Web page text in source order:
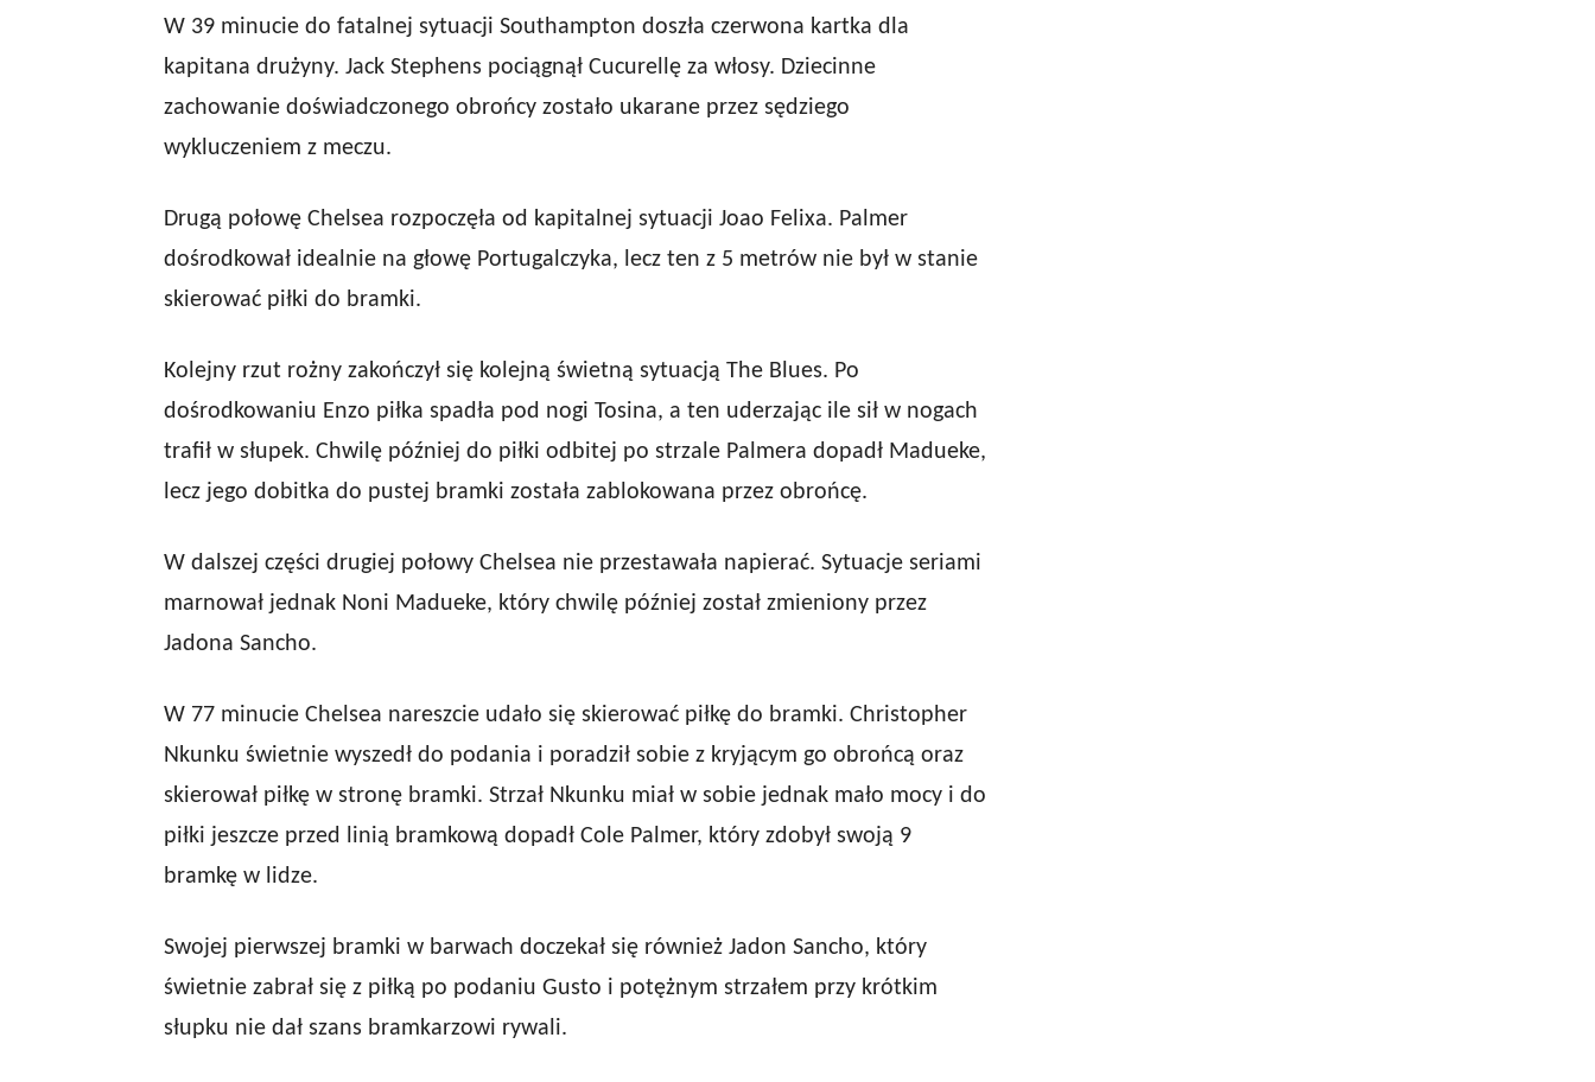
W 39 minucie do fatalnej sytuacji Southampton doszła czerwona kartka dla
kapitana drużyny. Jack Stephens pociągnął Cucurellę za włosy. Dziecinne
zachowanie doświadczonego obrońcy zostało ukarane przez sędziego
wykluczeniem z meczu.
Drugą połowę Chelsea rozpoczęła od kapitalnej sytuacji Joao Felixa. Palmer
dośrodkował idealnie na głowę Portugalczyka, lecz ten z 5 metrów nie był w stanie
skierować piłki do bramki.
Kolejny rzut rożny zakończył się kolejną świetną sytuacją The Blues. Po
dośrodkowaniu Enzo piłka spadła pod nogi Tosina, a ten uderzając ile sił w nogach
trafił w słupek. Chwilę później do piłki odbitej po strzale Palmera dopadł Madueke,
lecz jego dobitka do pustej bramki została zablokowana przez obrońcę.
W dalszej części drugiej połowy Chelsea nie przestawała napierać. Sytuacje seriami
marnował jednak Noni Madueke, który chwilę później został zmieniony przez
Jadona Sancho.
W 77 minucie Chelsea nareszcie udało się skierować piłkę do bramki. Christopher
Nkunku świetnie wyszedł do podania i poradził sobie z kryjącym go obrońcą oraz
skierował piłkę w stronę bramki. Strzał Nkunku miał w sobie jednak mało mocy i do
piłki jeszcze przed linią bramkową dopadł Cole Palmer, który zdobył swoją 9
bramkę w lidze.
Swojej pierwszej bramki w barwach doczekał się również Jadon Sancho, który
świetnie zabrał się z piłką po podaniu Gusto i potężnym strzałem przy krótkim
słupku nie dał szans bramkarzowi rywali.